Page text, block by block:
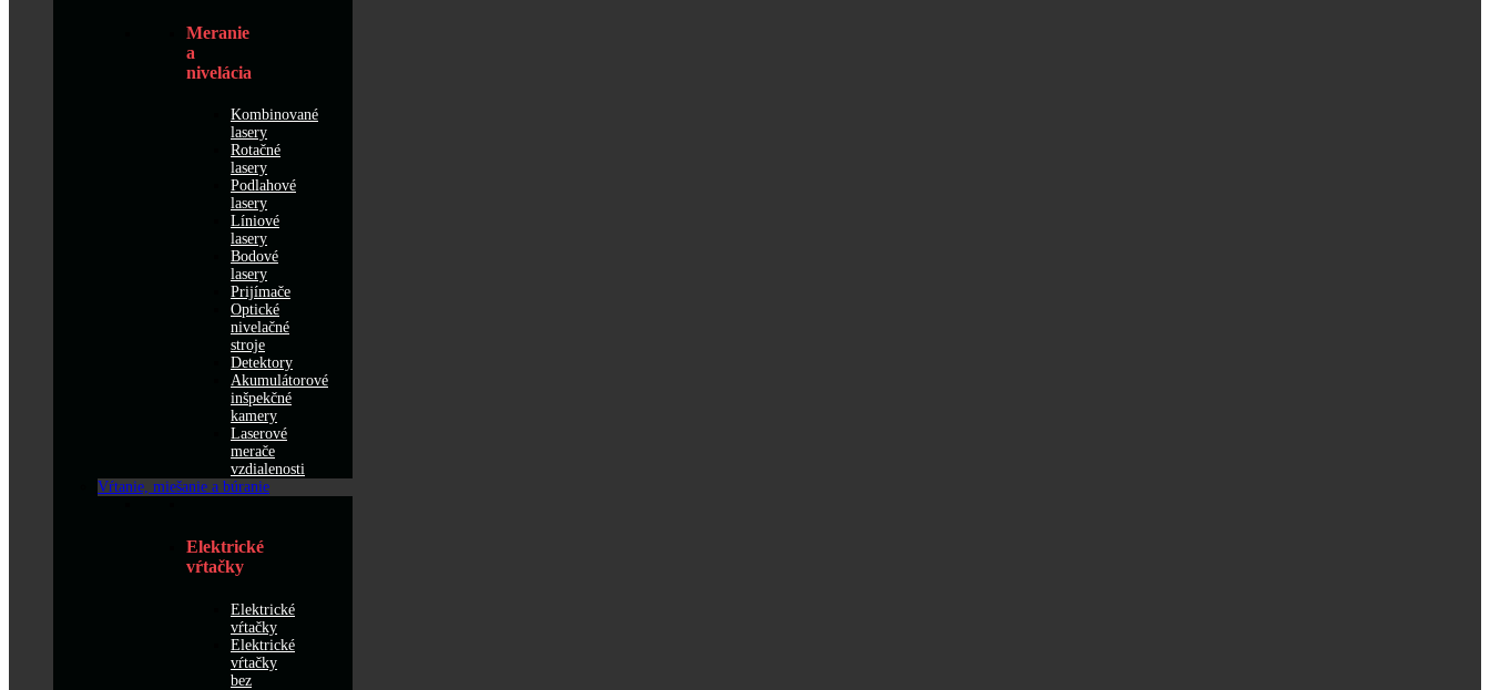
Meranie
a
nivelácia
Kombinované
lasery
Rotačné
lasery
Podlahové
lasery
Líniové
lasery
Bodové
lasery
Prijímače
Optické
nivelačné
stroje
Detektory
Akumulátorové
inšpekčné
kamery
Laserové
merače
vzdialenosti
Vŕtanie, miešanie a búranie
Elektrické
vŕtačky
Elektrické
vŕtačky
Elektrické
vŕtačky
bez